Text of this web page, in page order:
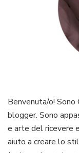
Benvenuta/o!
blogger. Sono
e arte del ricevere
aiuto a creare lo